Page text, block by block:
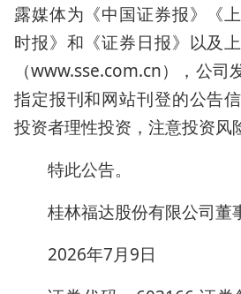
露媒体为《中国证券报》《
时报》和《证券日报》以及
（www.sse.com.cn），公司
指定报刊和网站刊登的公告
投资者理性投资，注意投资风
特此公告。
桂林福达股份有限公司董
2026年7月9日